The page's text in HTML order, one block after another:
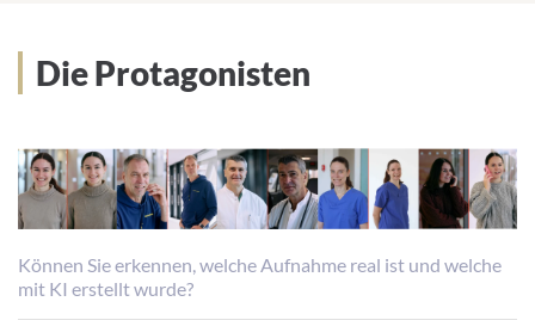
Die Protagonisten
Können Sie erkennen, welche Aufnahme real ist und welche
mit KI erstellt wurde?